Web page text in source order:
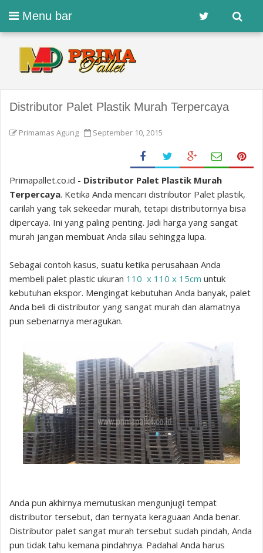
Menu bar
Distributor Palet Plastik Murah Terpercaya
Primamas Agung September 10, 2015
Primapallet.co.id - Distributor Palet Plastik Murah
Terpercaya. Ketika Anda mencari distributor Palet plastik,
carilah yang tak sekeedar murah, tetapi distributornya bisa
dipercaya. Ini yang paling penting. Jadi harga yang sangat
murah jangan membuat Anda silau sehingga lupa.
Sebagai contoh kasus, suatu ketika perusahaan Anda
membeli palet plastic ukuran 110 x 110 x 15cm untuk
kebutuhan ekspor. Mengingat kebutuhan Anda banyak, palet
Anda beli di distributor yang sangat murah dan alamatnya
pun sebenarnya meragukan.
Anda pun akhirnya memutuskan mengunjugi tempat
distributor tersebut, dan ternyata keraguaan Anda benar.
Distributor palet sangat murah tersebut sudah pindah, Anda
pun tidak tahu kemana pindahnya. Padahal Anda harus